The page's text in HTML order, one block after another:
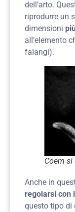
dell’arto.
riprodurre un
dimensioni
all’elemento
falangi).
Coem si
Anche in
regolarsi con
questo tipo di